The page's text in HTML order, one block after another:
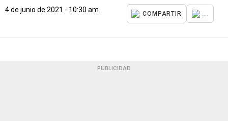
4 de junio de 2021 - 10:30 am
COMPARTIR ...
PUBLICIDAD